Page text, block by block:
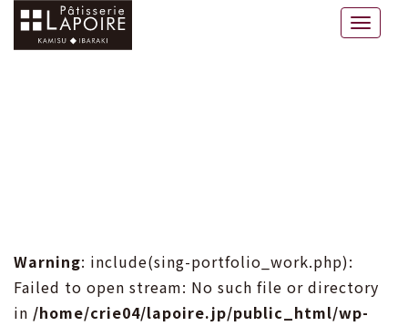
Toggle
Warning: include(sing-portfolio_work.php):
Failed to open stream: No such file or directory
in /home/crie04/lapoire.jp/public_html/wp-